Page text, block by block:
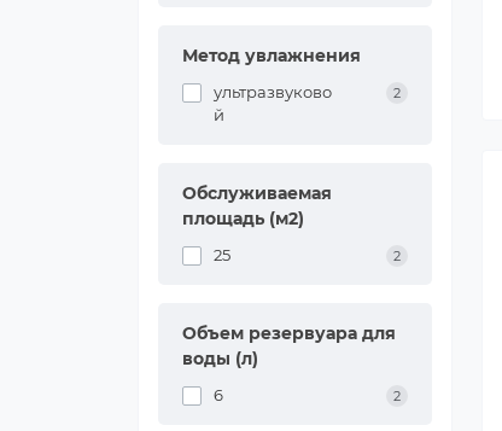
Метод увлажнения
ультразвуково
й
2
Обслуживаемая
площадь (м2)
25 2
Объем резервуара для
воды (л)
6 2